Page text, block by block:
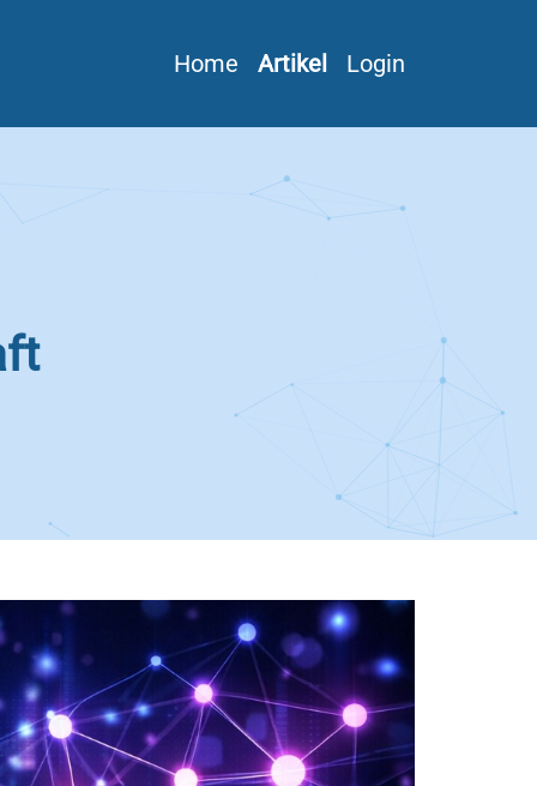
Home Artikel Login